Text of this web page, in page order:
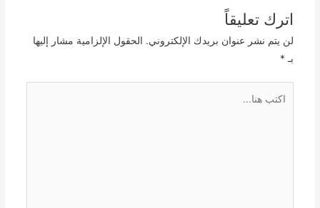
اترك تعليقاً
لن يتم نشر عنوان بريدك الإلكتروني. الحقول الإلزامية مشار إليها
بـ *